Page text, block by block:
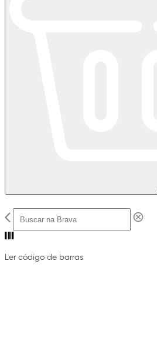
Ler código de barras